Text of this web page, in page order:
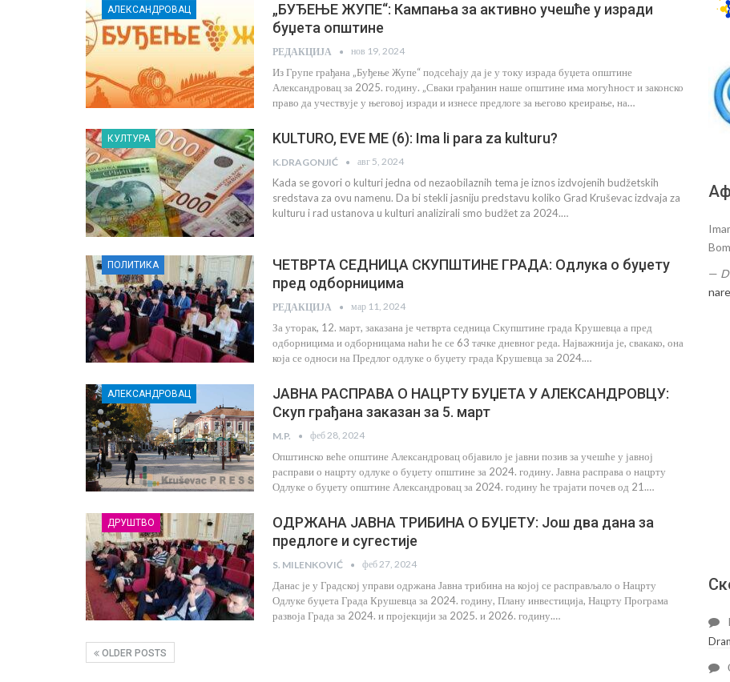
АЛЕКСАНДРОВАЦ
„БУЂЕЊЕ ЖУПЕ“: Кампања за активно учешће у изради
буџета општине
РЕДАКЦИЈА нов 19, 2024
Из Групе грађана „Буђење Жупе“ подсећају да је у току израда буџета општине
Александровац за 2025. годину. „Сваки грађанин наше општине има могућност и законско
право да учествује у његовој изради и изнесе предлоге за његово креирање, на…
КУЛТУРА KULTURO, EVE ME (6): Ima li para za kulturu?
K.DRAGONJIĆ авг 5, 2024
Kada se govori o kulturi jedna od nezaobilaznih tema je iznos izdvojenih budžetskih
sredstava za ovu namenu. Da bi stekli jasniju predstavu koliko Grad Kruševac izdvaja za
kulturu i rad ustanova u kulturi analizirali smo budžet za 2024.…
ПОЛИТИКА
ЧЕТВРТА СЕДНИЦА СКУПШТИНЕ ГРАДА: Одлука о буџету
пред одборницима
РЕДАКЦИЈА мар 11, 2024
За уторак, 12. март, заказана је четврта седница Скупштине града Крушевца а пред
одборницима и одборницама наћи ће се 63 тачке дневног реда. Најважнија је, свакако, она
која се односи на Предлог одлуке о буџету града Крушевца за 2024.…
АЛЕКСАНДРОВАЦ
ЈАВНА РАСПРАВА О НАЦРТУ БУЏЕТА У АЛЕКСАНДРОВЦУ:
Скуп грађана заказан за 5. март
M.P. феб 28, 2024
Општинско веће општине Александровац објавило је јавни позив за учешће у јавној
расправи о нацрту одлуке о буџету општине за 2024. годину. Јавна расправа о нацрту
Одлуке о буџету општине Александровац за 2024. годину ће трајати почев од 21.…
ДРУШТВО
ОДРЖАНА ЈАВНА ТРИБИНА О БУЏЕТУ: Још два дана за
предлоге и сугестије
S. MILENKOVIĆ феб 27, 2024
Данас је у Градској управи одржана Јавна трибина на којој се расправљало о Нацрту
Одлуке буџета Града Крушевца за 2024. годину, Плану инвестиција, Нацрту Програма
развоја Града за 2024. и пројекцији за 2025. и 2026. годину.…
OLDER POSTS
—